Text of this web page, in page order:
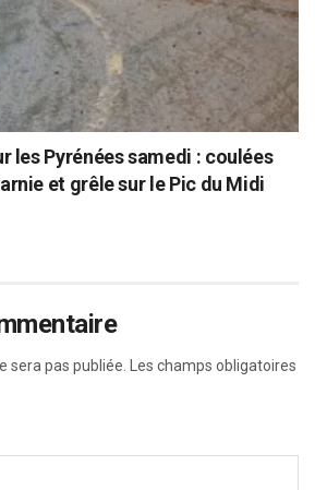
les Pyrénées samedi : coulées
et grêle sur le Pic du Midi
sera pas publiée. Les champs obligatoires